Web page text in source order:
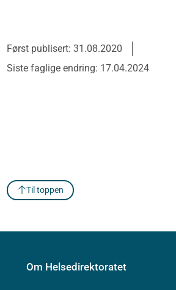
Først publisert: 31.08.2020
Siste faglige endring: 17.04.2024
Til toppen
Om Helsedirektoratet